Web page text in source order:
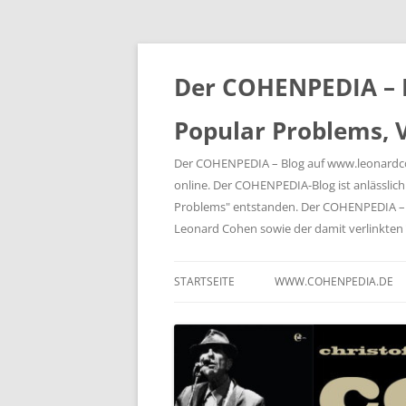
Der COHENPEDIA
Popular Problems,
Der COHENPEDIA – Blog auf
online. Der COHENPEDIA-Blog ist
Problems" entstanden. Der
Leonard Cohen sowie der damit verlinkten
STARTSEITE WWW.COHENPEDIA.DE